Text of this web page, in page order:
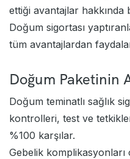
ettiği avantajlar hakkında
Doğum sigortası
tüm avantajlardan
Doğum Paketinin
Doğum teminatlı sağlık
kontrolleri, test ve
%100 karşılar.
Gebelik komplikasyonları